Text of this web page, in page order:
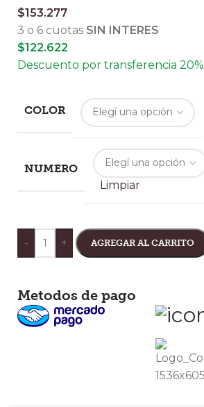
$153.277
3 o 6 cuotas SIN INTERES
$122.622
Descuento por transferencia 20%
COLOR
NUMERO
Limpiar
- + AGREGAR AL CARRITO
Metodos de pago